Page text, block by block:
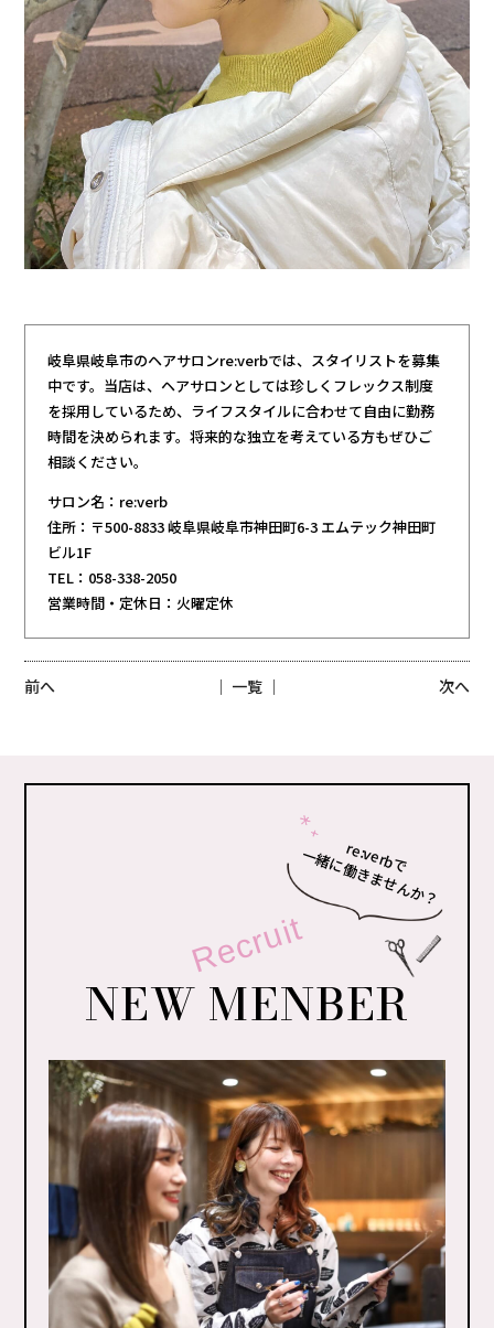
岐阜県岐阜市のヘアサロンre:verbでは、スタイリストを募集
中です。当店は、ヘアサロンとしては珍しくフレックス制度
を採用しているため、ライフスタイルに合わせて自由に勤務
時間を決められます。将来的な独立を考えている方もぜひご
相談ください。
サロン名：re:verb
住所：〒500-8833 岐阜県岐阜市神田町6-3 エムテック神田町
ビル1F
TEL：058-338-2050
営業時間・定休日：火曜定休
前へ 次へ
│ 一覧 │
re:verbで
一緒に働きませんか？
Recruit
NEW MENBER